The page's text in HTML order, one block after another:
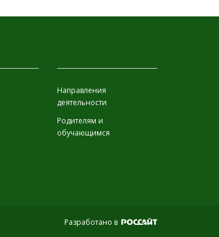
Направления
деятельности
Родителям и
обучающимся
Разработано в